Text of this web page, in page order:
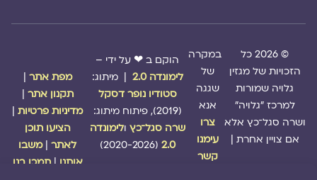
© 2026 כל
הזכויות של מגזין
גלויה שמורות
למרכז "גלויה"
ושרה סגל־כץ אלא
אם צויין אחרת |
במקרה
של
שגגה
אנא
צרו
עימנו
קשר
הוקם ב ❤ על ידי –
לימונדה 2.0
| מיתוג:
סטודיו נופר דסקל
שרה סגל־כץולימונדה
2.0
(2020-2026)
מפת אתר|
תקנון אתר|
מדיניות פרטיות|
הציעו תוכן
לאתר| משבו
אותנו| תמכו בנו